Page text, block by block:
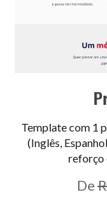
Template com 1
(Inglês,
reforço
De